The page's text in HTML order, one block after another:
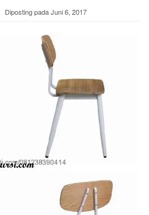
Diposting padaJuni 6, 2017